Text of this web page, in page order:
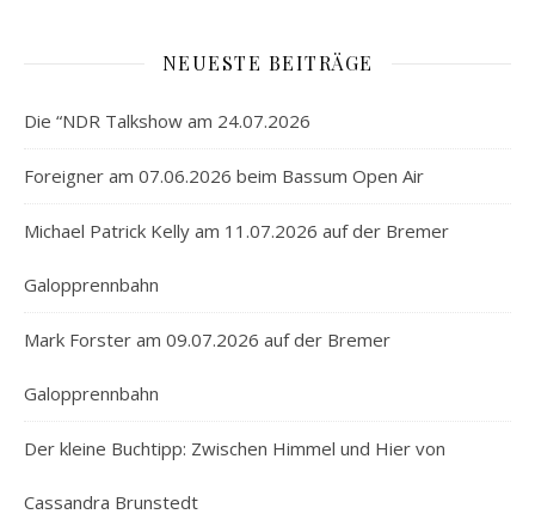
NEUESTE BEITRÄGE
Die “NDR Talkshow am 24.07.2026
Foreigner am 07.06.2026 beim Bassum Open Air
Michael Patrick Kelly am 11.07.2026 auf der Bremer
Galopprennbahn
Mark Forster am 09.07.2026 auf der Bremer
Galopprennbahn
Der kleine Buchtipp: Zwischen Himmel und Hier von
Cassandra Brunstedt